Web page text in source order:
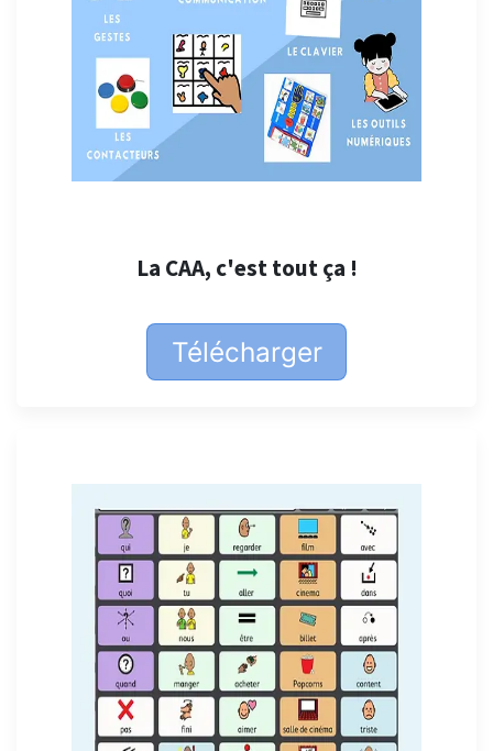
La CAA, c'est tout ça !
Télécharger